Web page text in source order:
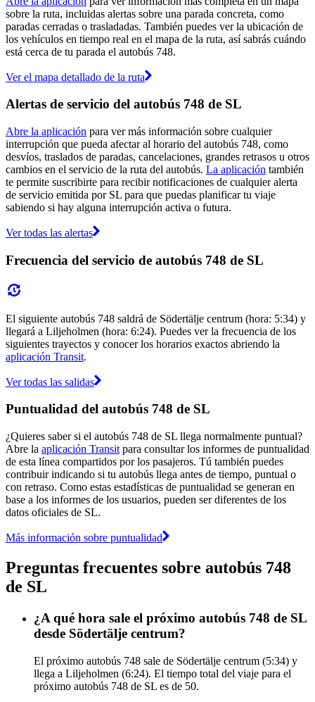
sobre la ruta, incluidas alertas sobre una parada concreta, como
paradas cerradas o trasladadas. También puedes ver la ubicación de
los vehículos en tiempo real en el mapa de la ruta, así sabrás cuándo
está cerca de tu parada el autobús 748.
Ver el mapa detallado de la ruta
Alertas de servicio del autobús 748 de SL
Abre la aplicación para ver más información sobre cualquier
interrupción que pueda afectar al horario del autobús 748, como
desvíos, traslados de paradas, cancelaciones, grandes retrasos u otros
cambios en el servicio de la ruta del autobús. La aplicación también
te permite suscribirte para recibir notificaciones de cualquier alerta
de servicio emitida por SL para que puedas planificar tu viaje
sabiendo si hay alguna interrupción activa o futura.
Ver todas las alertas
Frecuencia del servicio de autobús 748 de SL
El siguiente autobús 748 saldrá de Södertälje centrum (hora: 5:34) y
llegará a Liljeholmen (hora: 6:24). Puedes ver la frecuencia de los
siguientes trayectos y conocer los horarios exactos abriendo la
aplicación Transit.
Ver todas las salidas
Puntualidad del autobús 748 de SL
¿Quieres saber si el autobús 748 de SL llega normalmente puntual?
Abre la aplicación Transit para consultar los informes de puntualidad
de esta línea compartidos por los pasajeros. Tú también puedes
contribuir indicando si tu autobús llega antes de tiempo, puntual o
con retraso. Como estas estadísticas de puntualidad se generan en
base a los informes de los usuarios, pueden ser diferentes de los
datos oficiales de SL.
Más información sobre puntualidad
Preguntas frecuentes sobre autobús 748
de SL
¿A qué hora sale el próximo autobús 748 de SL
desde Södertälje centrum?
El próximo autobús 748 sale de Södertälje centrum (5:34) y
llega a Liljeholmen (6:24). El tiempo total del viaje para el
próximo autobús 748 de SL es de 50.